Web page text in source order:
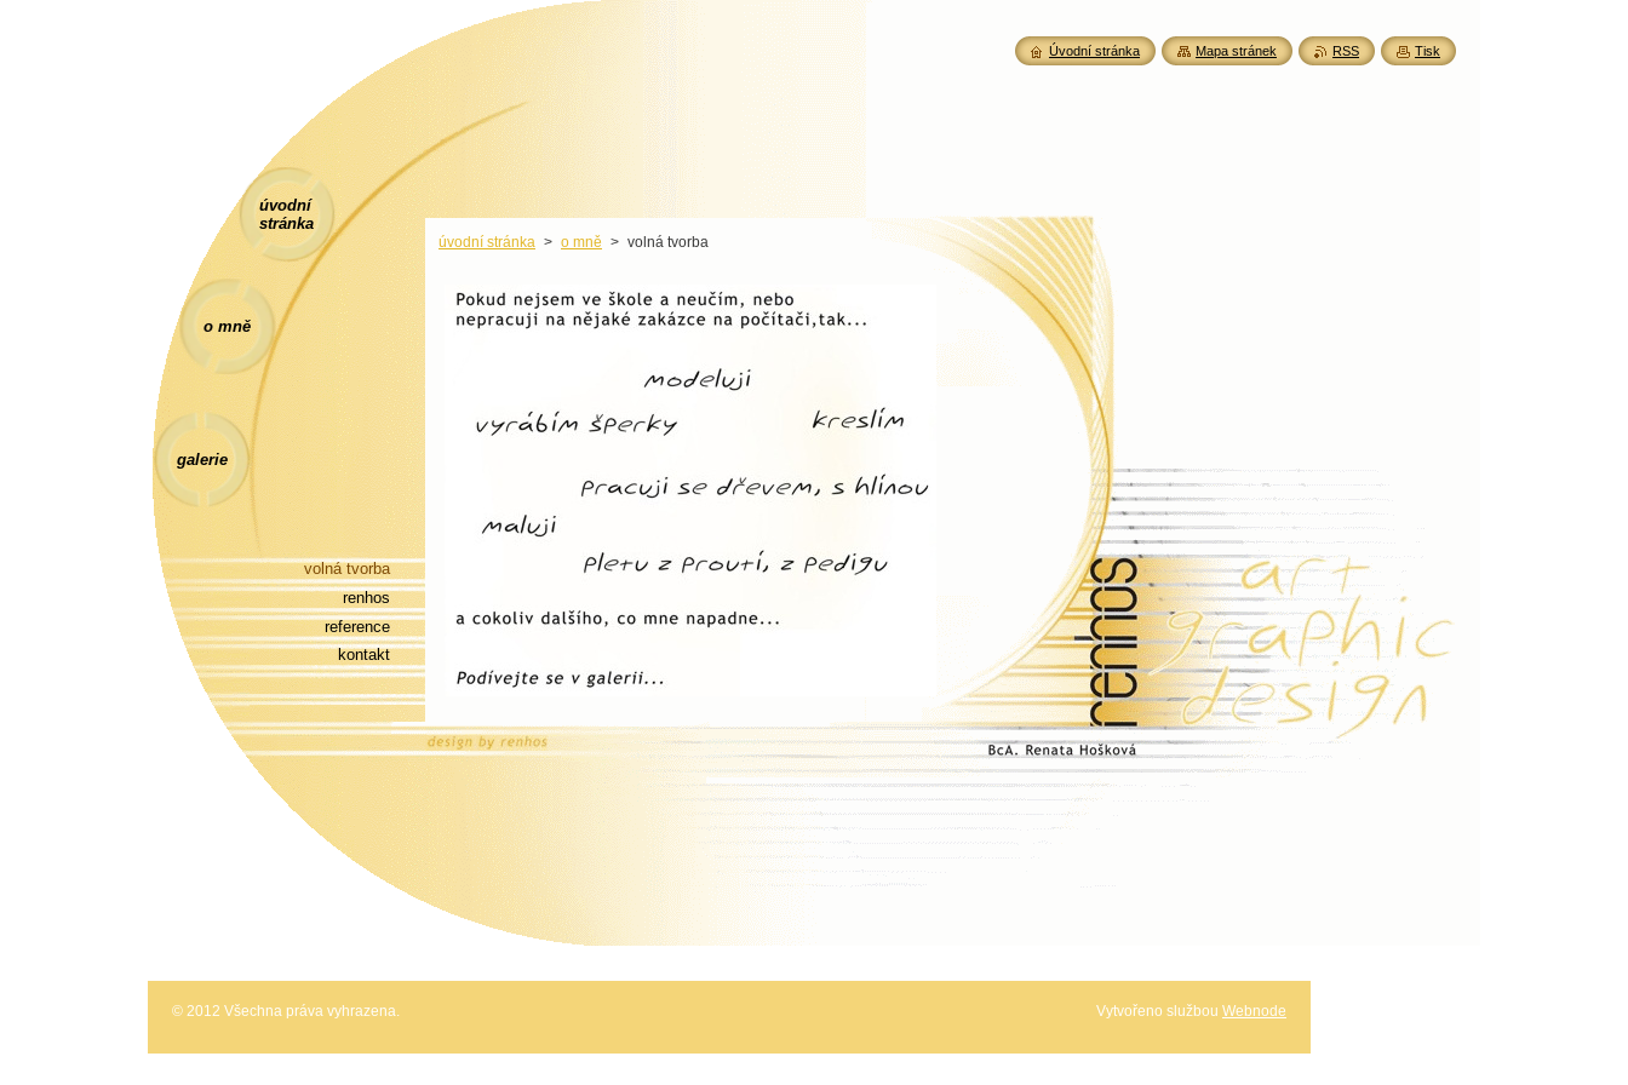
úvodní stránka > o mně > volná tvorba
úvodní
stránka
o mně
galerie
volná tvorba
renhos
reference
kontakt
© 2012 Všechna práva vyhrazena. Vytvořeno službou Webnode
Úvodní stránka Mapa stránek RSS Tisk